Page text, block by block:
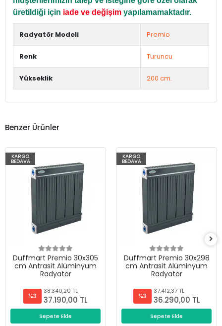
üretildiği için iade ve değişim yapılamamaktadır.
Radyatör Modeli Premio
Renk Turuncu
Yükseklik 200 cm.
Benzer Ürünler
KARGO
BEDAVA
Duffmart Premio 30x305
cm Antrasit Alüminyum
Radyatör
%3
38.340,20 TL
37.190,00 TL
Sepete Ekle
KARGO
BEDAVA
Duffmart Premio 30x298
cm Antrasit Alüminyum
Radyatör
%3
37.412,37 TL
36.290,00 TL
Sepete Ekle